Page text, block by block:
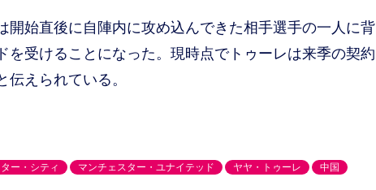
始直後に自陣内に攻め込んできた相手選手の一人に背
受けることになった。現時点でトゥーレは来季の契約
えられている。
ー・シティ マンチェスター・ユナイテッド ヤヤ・トゥーレ
中国